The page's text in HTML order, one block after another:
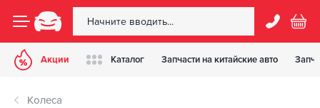
Акции Каталог Запчасти на китайские авто
Колеса